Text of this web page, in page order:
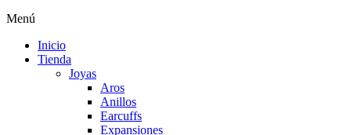
Menú
Inicio
Tienda
Joyas
Aros
Anillos
Earcuffs
Expansiones